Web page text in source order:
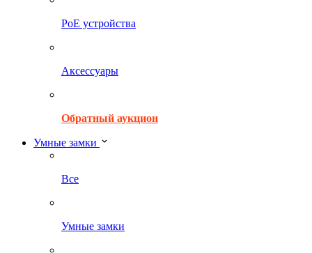
PoE устройства
Аксессуары
Обратный аукцион
Умные замки
Все
Умные замки